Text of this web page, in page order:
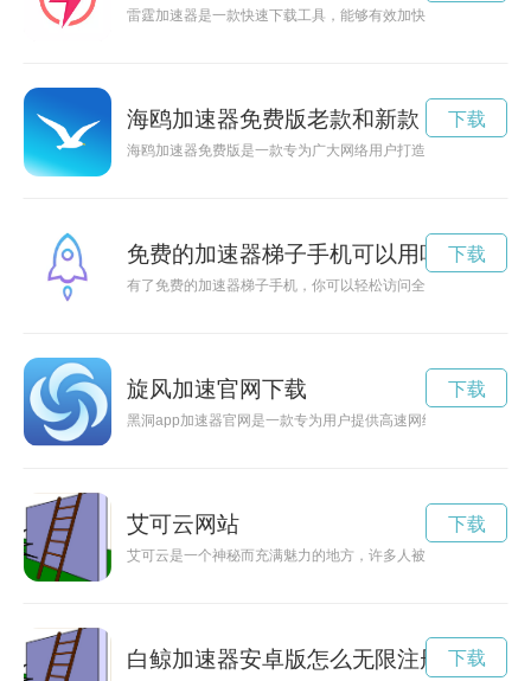
雷霆加速器是一款快速下载工具，能够有效加快下载速度，而
海鸥加速器免费版老款和新款
海鸥加速器免费版是一款专为广大网络用户打造的加速工具，
下载
免费的加速器梯子手机可以用吗
有了免费的加速器梯子手机，你可以轻松访问全球网络，观看
下载
旋风加速官网下载
黑洞app加速器官网是一款专为用户提供高速网络体验的加速
下载
艾可云网站
艾可云是一个神秘而充满魅力的地方，许多人被它独特的风景
下载
白鲸加速器安卓版怎么无限注册 下载